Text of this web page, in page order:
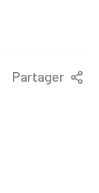
Partager